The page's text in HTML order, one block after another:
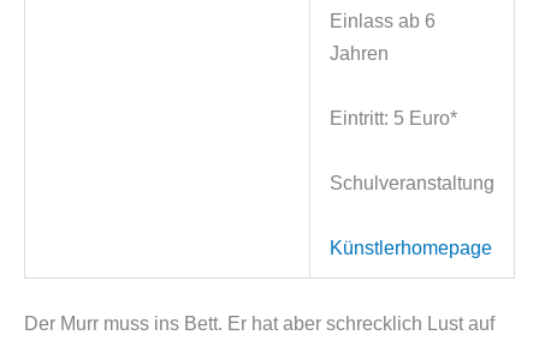
Einlass ab 6
Jahren
Eintritt: 5 Euro*
Schulveranstaltung
Künstlerhomepage
Der Murr muss ins Bett. Er hat aber schrecklich Lust auf